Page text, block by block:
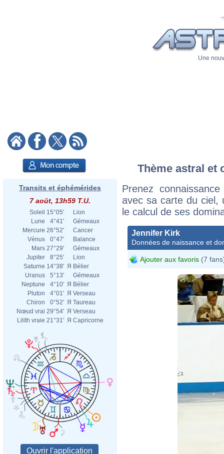
Une
Transits et éphémérides
7 août, 13h59 T.U.
Soleil 15°05'
Lion
Lune
4°41'
Gémeaux
Mercure 26°52'
Cancer
Vénus
0°47'
Balance
Mars 27°29'
Gémeaux
Jupiter
8°25'
Lion
Saturne 14°38' Я Bélier
Uranus
5°13'
Gémeaux
Neptune
4°10' Я Bélier
Pluton
4°01' Я Verseau
Chiron
0°52' Я Taureau
Nœud vrai 29°54' Я Verseau
Lilith vraie 21°31' Я Capricorne
Thème astral et
Prenez
avec sa carte du ciel,
le calcul de ses
Jennifer Kirk
Données de naissance et
Ajouter aux favoris (7